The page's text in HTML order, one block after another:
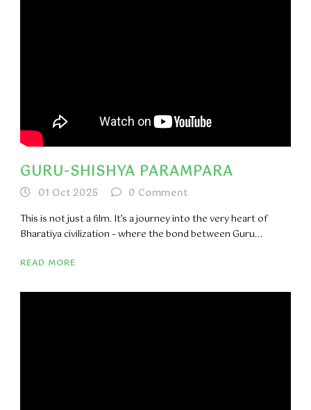
GURU-SHISHYA PARAMPARA
01 Oct 2025 0 Comment
This is not just a film. It’s a journey into the very heart of
Bharatiya civilization – where the bond between Guru...
READ MORE